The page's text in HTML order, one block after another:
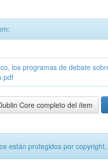
los programas de debate
Core completo del ítem
están protegidos por